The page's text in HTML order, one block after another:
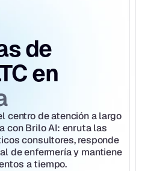
de
centro de atención a largo
con Brilo AI: enruta las
consultores, responde
de enfermería y mantiene
a tiempo.